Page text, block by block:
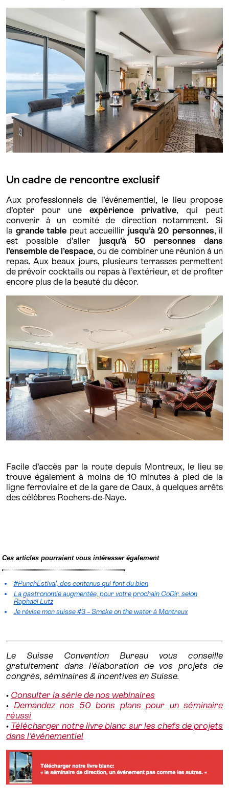
Un cadre de rencontre exclusif
Aux professionnels de l’événementiel, le lieu propose
d’opter pour une expérience privative, qui peut
convenir à un comité de direction notamment. Si
la grande table peut accueillir jusqu’à 20 personnes, il
est possible d’aller jusqu’à 50 personnes dans
l’ensemble de l’espace, ou de combiner une réunion à un
repas. Aux beaux jours, plusieurs terrasses permettent
de prévoir cocktails ou repas à l’extérieur, et de profiter
encore plus de la beauté du décor.
Facile d’accès par la route depuis Montreux, le lieu se
trouve également à moins de 10 minutes à pied de la
ligne ferroviaire et de la gare de Caux, à quelques arrêts
des célèbres Rochers-de-Naye.
Ces articles pourraient vous intéresser également
#PunchEstival, des contenus qui font du bien
La gastronomie augmentée, pour votre prochain CoDir, selon
Raphaël Lutz
Je révise mon suisse #3 – Smoke on the water à Montreux
Le Suisse Convention Bureau vous conseille
gratuitement dans l'élaboration de vos projets de
congrès, séminaires & incentives en Suisse.
• Consulter la série de nos webinaires
• Demandez nos 50 bons plans pour un séminaire
réussi
• Télécharger notre livre blanc sur les chefs de projets
dans l'événementiel